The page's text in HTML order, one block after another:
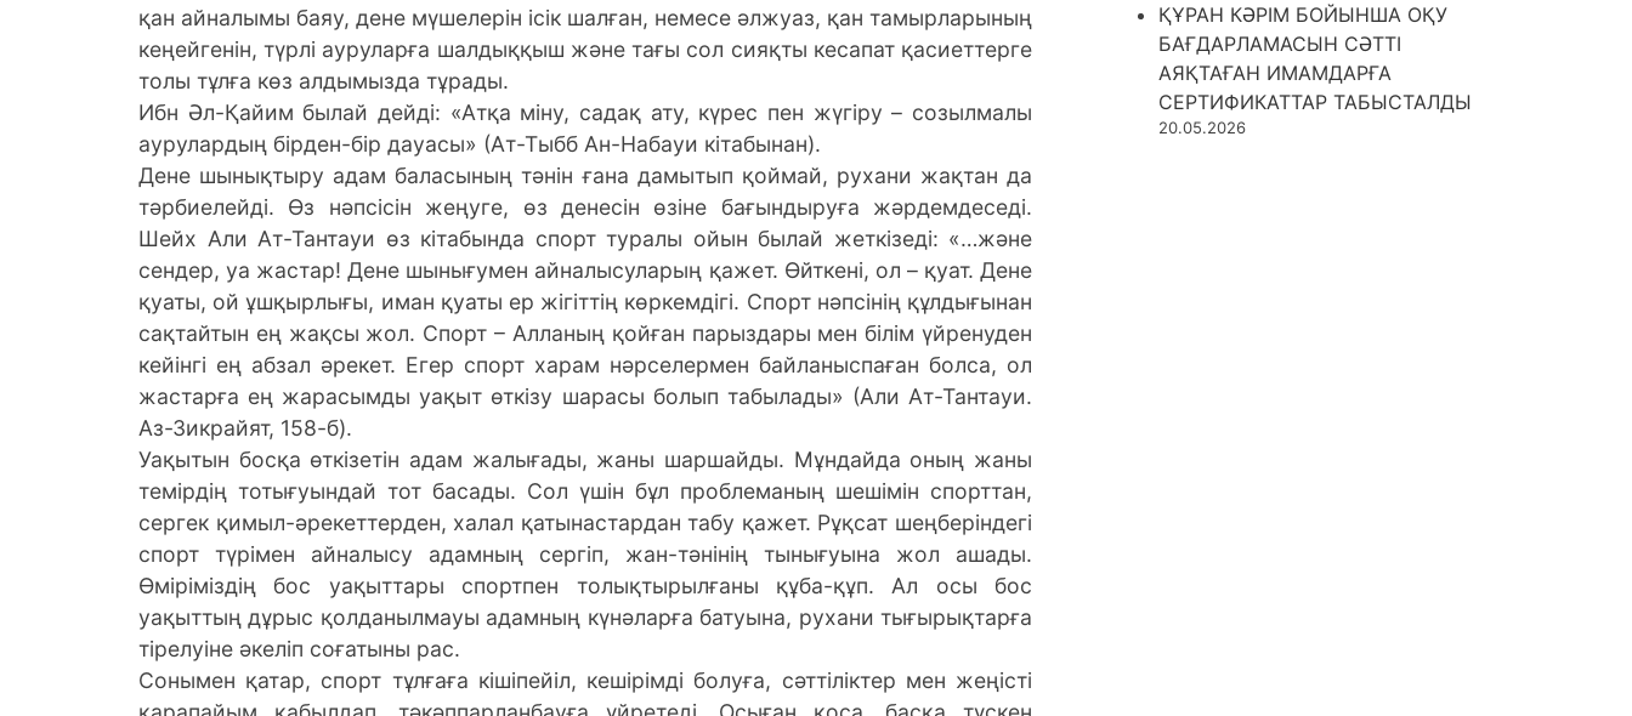
қан айналымы баяу, дене мүшелерін ісік шалған, немесе әлжуаз, қан тамырларының
кеңейгенін, түрлі ауруларға шалдыққыш және тағы сол сияқты кесапат қасиеттерге
толы тұлға көз алдымызда тұрады.
Ибн Әл-Қайим былай дейді: «Атқа міну, садақ ату, күрес пен жүгіру – созылмалы
аурулардың бірден-бір дауасы» (Ат-Тыбб Ан-Набауи кітабынан).
Дене шынықтыру адам баласының тәнін ғана дамытып қоймай, рухани жақтан да
тәрбиелейді. Өз нәпсісін жеңуге, өз денесін өзіне бағындыруға жәрдемдеседі.
Шейх Али Ат-Тантауи өз кітабында спорт туралы ойын былай жеткізеді: «…және
сендер, уа жастар! Дене шынығумен айналысуларың қажет. Өйткені, ол – қуат. Дене
қуаты, ой ұшқырлығы, иман қуаты ер жігіттің көркемдігі. Спорт нәпсінің құлдығынан
сақтайтын ең жақсы жол. Спорт – Алланың қойған парыздары мен білім үйренуден
кейінгі ең абзал әрекет. Егер спорт харам нәрселермен байланыспаған болса, ол
жастарға ең жарасымды уақыт өткізу шарасы болып табылады» (Али Ат-Тантауи.
Аз-Зикрайят, 158-б).
Уақытын босқа өткізетін адам жалығады, жаны шаршайды. Мұндайда оның жаны
темірдің тотығуындай тот басады. Сол үшін бұл проблеманың шешімін спорттан,
сергек қимыл-әрекеттерден, халал қатынастардан табу қажет. Рұқсат шеңберіндегі
спорт түрімен айналысу адамның сергіп, жан-тәнінің тынығуына жол ашады.
Өміріміздің бос уақыттары спортпен толықтырылғаны құба-құп. Ал осы бос
уақыттың дұрыс қолданылмауы адамның күнәларға батуына, рухани тығырықтарға
тірелуіне әкеліп соғатыны рас.
Сонымен қатар, спорт тұлғаға кішіпейіл, кешірімді болуға, сәттіліктер мен жеңісті
ҚҰРАН КӘРІМ БОЙЫНША ОҚУ
БАҒДАРЛАМАСЫН СӘТТІ
АЯҚТАҒАН ИМАМДАРҒА
СЕРТИФИКАТТАР ТАБЫСТАЛДЫ
20.05.2026